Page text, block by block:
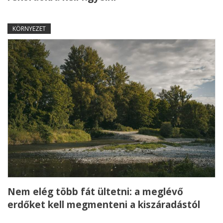
KÖRNYEZET
Nem elég több fát ültetni: a meglévő
erdőket kell megmenteni a kiszáradástól